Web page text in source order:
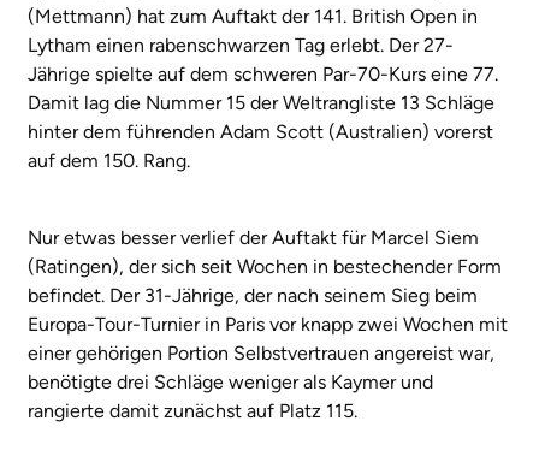
(Mettmann) hat zum Auftakt der 141. British Open in
Lytham einen rabenschwarzen Tag erlebt. Der 27-
Jährige spielte auf dem schweren Par-70-Kurs eine 77.
Damit lag die Nummer 15 der Weltrangliste 13 Schläge
hinter dem führenden Adam Scott (Australien) vorerst
auf dem 150. Rang.
Nur etwas besser verlief der Auftakt für Marcel Siem
(Ratingen), der sich seit Wochen in bestechender Form
befindet. Der 31-Jährige, der nach seinem Sieg beim
Europa-Tour-Turnier in Paris vor knapp zwei Wochen mit
einer gehörigen Portion Selbstvertrauen angereist war,
benötigte drei Schläge weniger als Kaymer und
rangierte damit zunächst auf Platz 115.